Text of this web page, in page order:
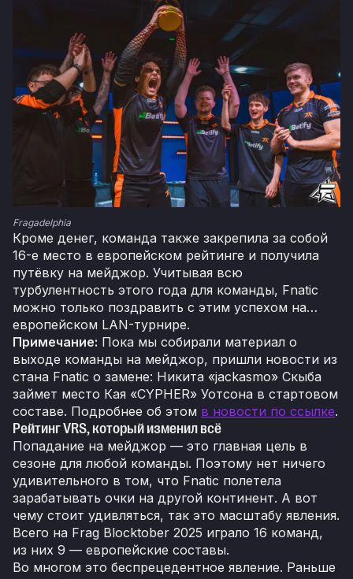
Fragadelphia
Кроме денег, команда также закрепила за собой
16-е место в европейском рейтинге и получила
путёвку на мейджор. Учитывая всю
турбулентность этого года для команды, Fnatic
можно только поздравить с этим успехом на…
европейском LAN-турнире.
Примечание: Пока мы собирали материал о
выходе команды на мейджор, пришли новости из
стана Fnatic о замене: Никита «jackasmo» Скыба
займет место Кая «CYPHER» Уотсона в стартовом
составе. Подробнее об этом в новости по ссылке.
Рейтинг VRS, который изменил всё
Попадание на мейджор — это главная цель в
сезоне для любой команды. Поэтому нет ничего
удивительного в том, что Fnatic полетела
зарабатывать очки на другой континент. А вот
чему стоит удивляться, так это масштабу явления.
Всего на Frag Blocktober 2025 играло 16 команд,
из них 9 — европейские составы.
Во многом это беспрецедентное явление. Раньше